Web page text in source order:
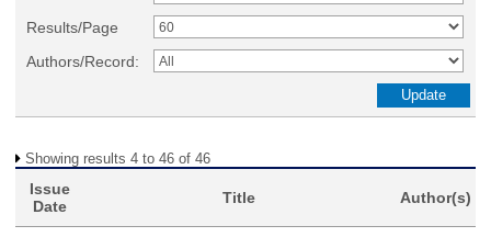
Results/Page
Authors/Record:
Showing results 4 to 46 of 46
Issue
Date
Title Author(s)